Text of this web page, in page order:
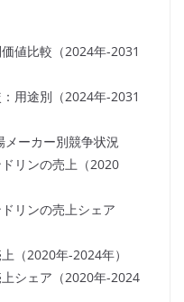
値比較（2024年-2031
用途別（2024年-2031
メーカー別競争状況
リンの売上（2020
リンの売上シェア
（2020年-2024年）
シェア（2020年-2024